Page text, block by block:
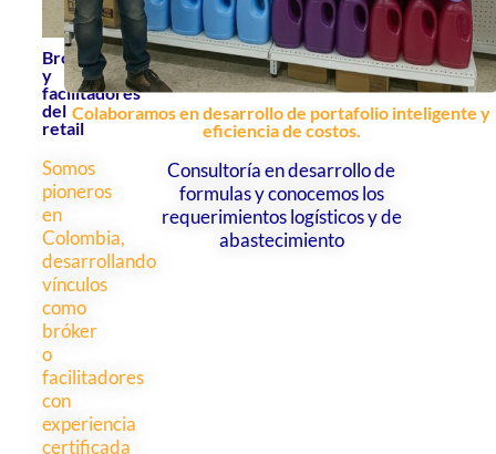
Brokers
y
facilitadores
del
retail
Somos
pioneros
en
Colombia,
desarrollando
vínculos
como
bróker
o
facilitadores
con
experiencia
certificada
Colaboramos en desarrollo de portafolio inteligente y
eficiencia de costos.
Consultoría en desarrollo de
formulas y conocemos los
requerimientos logísticos y de
abastecimiento